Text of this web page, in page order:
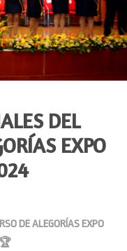
DEL
EXPO
DE ALEGORÍAS EXPO